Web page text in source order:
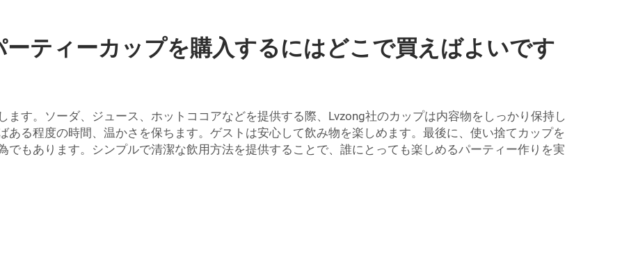
ティーカップを購入するにはどこで買えばよいです
ます。ソーダ、ジュース、ホットココアなどを提供する際、Lvzong社のカップは内容物をしっかり保持し
ある程度の時間、温かさを保ちます。ゲストは安心して飲み物を楽しめます。最後に、使い捨てカップを
もあります。シンプルで清潔な飲用方法を提供することで、誰にとっても楽しめるパーティー作りを実